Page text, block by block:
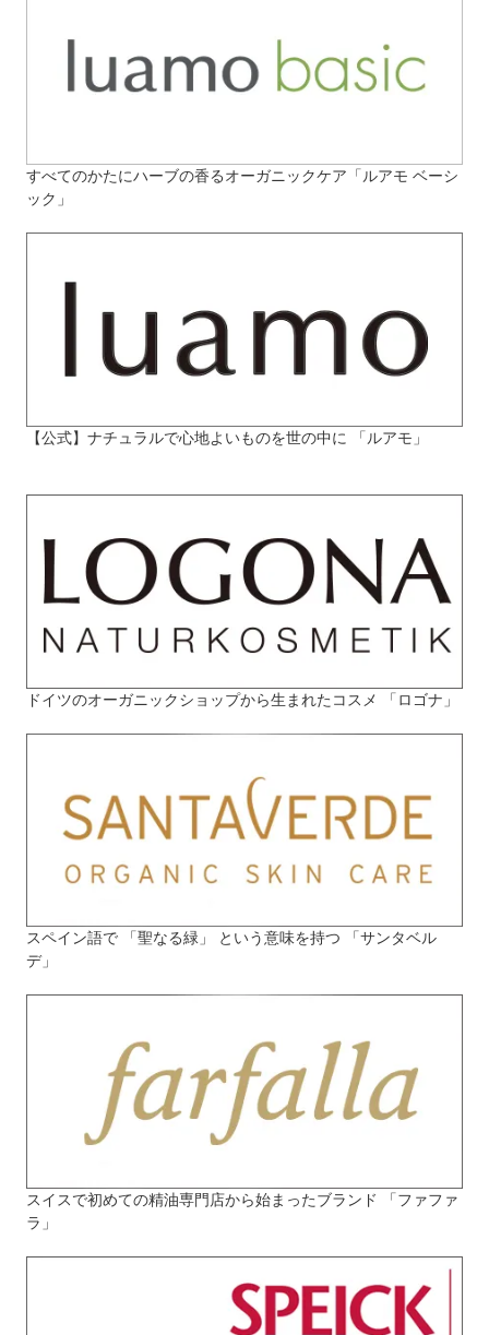
すべてのかたにハーブの香るオーガニックケア「ルアモ ベーシ
ック」
【公式】ナチュラルで心地よいものを世の中に 「ルアモ」
ドイツのオーガニックショップから生まれたコスメ 「ロゴナ」
スペイン語で 「聖なる緑」 という意味を持つ 「サンタベル
デ」
スイスで初めての精油専門店から始まったブランド 「ファファ
ラ」